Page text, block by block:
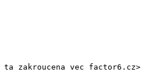
zakroucena vec factor6.cz>